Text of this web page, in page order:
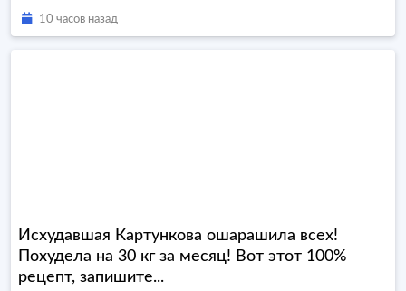
10 часов назад
Исхудавшая Картункова ошарашила всех!
Похудела на 30 кг за месяц! Вот этот 100%
рецепт, запишите...